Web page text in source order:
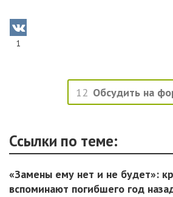
1
12 Обсудить на
Ссылки по теме:
«Замены ему нет и не будет»:
вспоминают погибшего год